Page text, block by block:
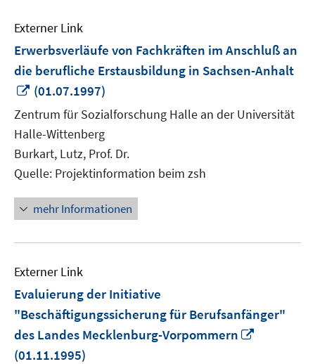
Externer Link
Erwerbsverläufe von Fachkräften im Anschluß an
die berufliche Erstausbildung in Sachsen-Anhalt
In
neuem
Fenster
öffnen
(01.07.1997)
Zentrum für Sozialforschung Halle an der Universität
Halle-Wittenberg
Burkart, Lutz, Prof. Dr.
Quelle: Projektinformation beim zsh
mehr Informationen
Externer Link
Evaluierung der Initiative
"Beschäftigungssicherung für Berufsanfänger"
des Landes Mecklenburg-Vorpommern
(01.11.1995)